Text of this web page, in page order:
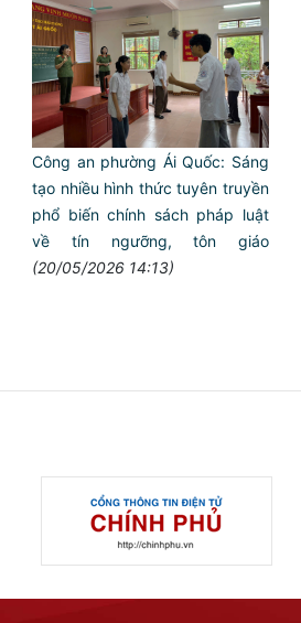
Công an phường Ái Quốc: Sáng
tạo nhiều hình thức tuyên truyền
phổ biến chính sách pháp luật
về tín ngưỡng, tôn giáo
(20/05/2026 14:13)